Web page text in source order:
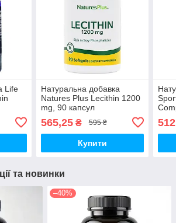
Life
Натуральна добавка
Natures Plus Lecithin 1200
mg, 90 капсул
565,25₴ 595 ₴
Купити
та новинки
–40%